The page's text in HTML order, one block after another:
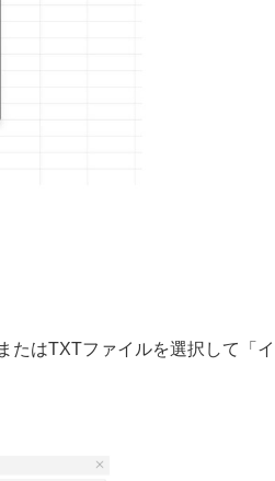
たはTXTファイルを選択して「イ